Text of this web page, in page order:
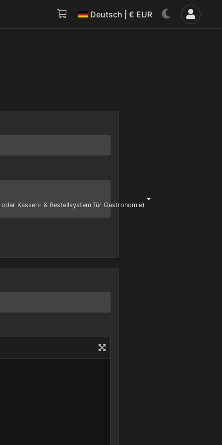
Deutsch | € EUR
Kassen- & Bestellsystem für Gastronomie)